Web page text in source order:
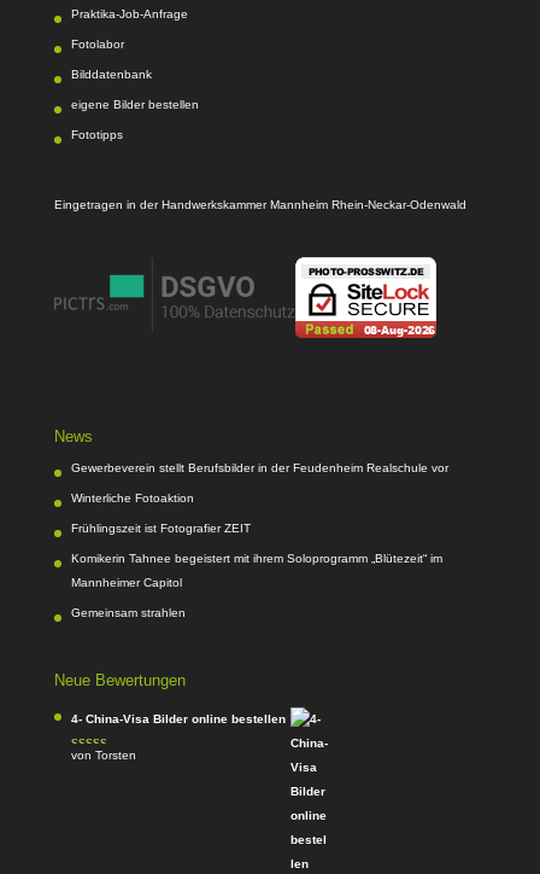
Praktika-Job-Anfrage
Fotolabor
Bilddatenbank
eigene Bilder bestellen
Fototipps
Eingetragen in der Handwerkskammer Mannheim Rhein-Neckar-Odenwald
News
Gewerbeverein stellt Berufsbilder in der Feudenheim Realschule vor
Winterliche Fotoaktion
Frühlingszeit ist Fotografier ZEIT
Komikerin Tahnee begeistert mit ihrem Soloprogramm „Blütezeit“ im
Mannheimer Capitol
Gemeinsam strahlen
Neue Bewertungen
4- China-Visa Bilder online bestellen
Bewertet mit
von Torsten